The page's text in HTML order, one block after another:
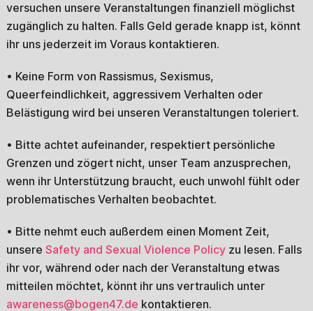
versuchen unsere Veranstaltungen finanziell möglichst
zugänglich zu halten. Falls Geld gerade knapp ist, könnt
ihr uns jederzeit im Voraus kontaktieren.
• Keine Form von Rassismus, Sexismus,
Queerfeindlichkeit, aggressivem Verhalten oder
Belästigung wird bei unseren Veranstaltungen toleriert.
• Bitte achtet aufeinander, respektiert persönliche
Grenzen und zögert nicht, unser Team anzusprechen,
wenn ihr Unterstützung braucht, euch unwohl fühlt oder
problematisches Verhalten beobachtet.
• Bitte nehmt euch außerdem einen Moment Zeit,
unsere Safety and Sexual Violence Policyzu lesen. Falls
ihr vor, während oder nach der Veranstaltung etwas
mitteilen möchtet, könnt ihr uns vertraulich unter
awareness@bogen47.de kontaktieren.